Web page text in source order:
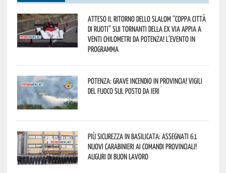
Atteso il ritorno dello slalom “Coppa Città
di Ruoti” sui tornanti della ex via Appia a
venti chilometri da Potenza! L’evento in
programma
Potenza: grave incendio in Provincia! Vigili
del fuoco sul posto da ieri
Più sicurezza in Basilicata: assegnati 61
nuovi Carabinieri ai Comandi provinciali!
Auguri di buon lavoro